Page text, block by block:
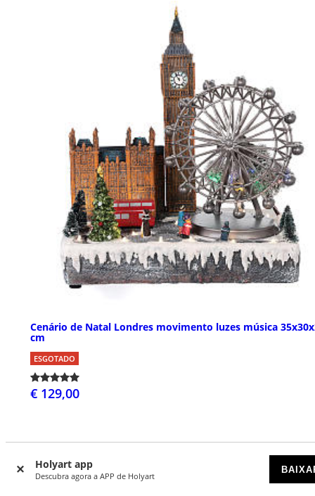
Holyart app
Descubra agora a APP de Holyart
Cenário de Natal Londres movimento luzes música
cm
ESGOTADO
€ 129,00